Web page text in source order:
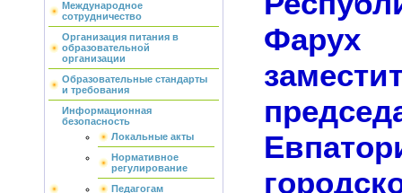
Международное
сотрудничество
Организация питания в
образовательной
организации
Образовательные стандарты
и требования
Информационная
безопасность
Локальные акты
Нормативное
регулирование
Педагогам
Фарух